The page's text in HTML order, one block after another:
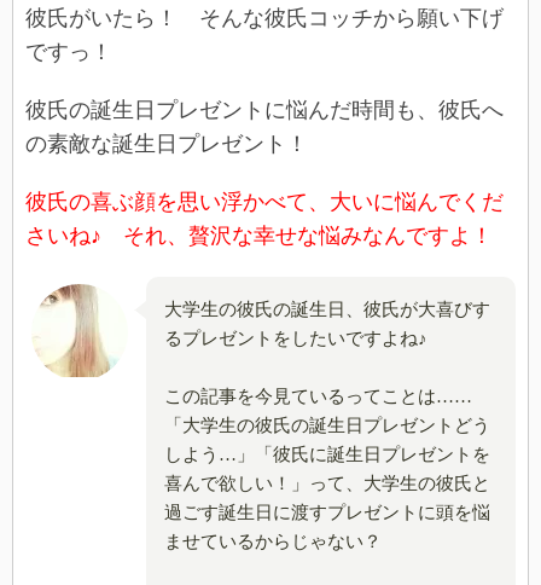
彼氏がいたら！ そんな彼氏コッチから願い下げ
ですっ！
彼氏の誕生日プレゼントに悩んだ時間も、彼氏へ
の素敵な誕生日プレゼント！
彼氏の喜ぶ顔を思い浮かべて、大いに悩んでくだ
さいね♪ それ、贅沢な幸せな悩みなんですよ！
大学生の彼氏の誕生日、彼氏が大喜びす
るプレゼントをしたいですよね♪
この記事を今見ているってことは……
「大学生の彼氏の誕生日プレゼントどう
しよう…」「彼氏に誕生日プレゼントを
喜んで欲しい！」って、大学生の彼氏と
過ごす誕生日に渡すプレゼントに頭を悩
ませているからじゃない？